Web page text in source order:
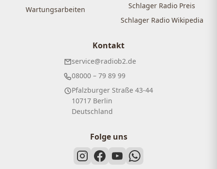
Wartungsarbeiten
Schlager Radio Preis
Schlager Radio Wikipedia
Kontakt
service@radiob2.de
08000 – 79 89 99
Pfalzburger Straße 43-44
10717 Berlin
Deutschland
Folge uns